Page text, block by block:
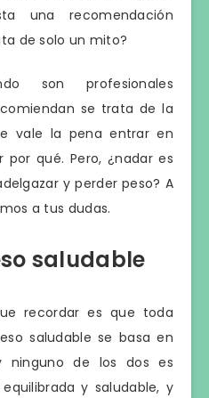
una recomendación
de solo un mito?
son profesionales
se trata de la
vale la pena entrar en
qué. Pero, ¿nadar es
y perder peso? A
a tus dudas.
saludable
recordar es que toda
saludable se basa en
ninguno de los dos es
y saludable, y